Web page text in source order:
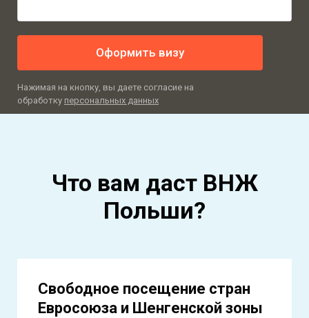
Оформить визу
Нажимая на кнопку, вы даете согласие на
обработку персональных данных
Что вам даст ВНЖ
Польши?
Свободное посещение стран
Евросоюза и Шенгенской зоны